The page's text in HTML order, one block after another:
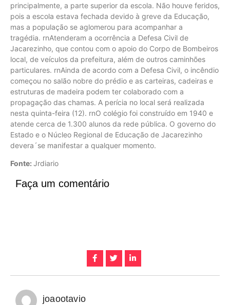
principalmente, a parte superior da escola. Não houve feridos,
pois a escola estava fechada devido à greve da Educação,
mas a população se aglomerou para acompanhar a
tragédia. rnAtenderam a ocorrência a Defesa Civil de
Jacarezinho, que contou com o apoio do Corpo de Bombeiros
local, de veículos da prefeitura, além de outros caminhões
particulares. rnAinda de acordo com a Defesa Civil, o incêndio
começou no salão nobre do prédio e as carteiras, cadeiras e
estruturas de madeira podem ter colaborado com a
propagação das chamas. A perícia no local será realizada
nesta quinta-feira (12). rnO colégio foi construído em 1940 e
atende cerca de 1.300 alunos da rede pública. O governo do
Estado e o Núcleo Regional de Educação de Jacarezinho
devera´se manifestar a qualquer momento.
Fonte: Jrdiario
Faça um comentário
joaootavio